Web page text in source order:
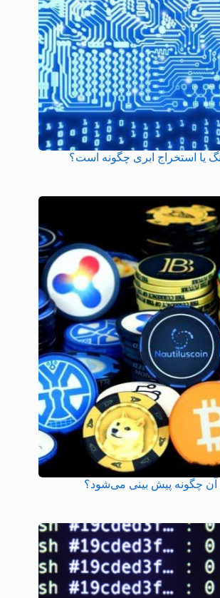
یا استخراج ابری چگونه است؟
چگونه پیش بینی می‌شود؟